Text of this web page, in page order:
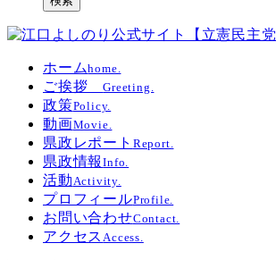
ホームhome.
ご挨拶Greeting.
政策Policy.
動画Movie.
県政レポート Report.
県政情報Info.
活動Activity.
プロフィールProfile.
お問い合わせContact.
アクセス Access.